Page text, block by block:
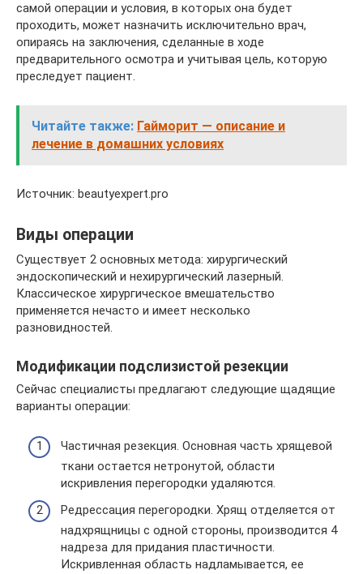
самой операции и условия, в которых она будет
проходить, может назначить исключительно врач,
опираясь на заключения, сделанные в ходе
предварительного осмотра и учитывая цель, которую
преследует пациент.
Читайте также: Гайморит — описание и
лечение в домашних условиях
Источник: beautyexpert.pro
Виды операции
Существует 2 основных метода: хирургический
эндоскопический и нехирургический лазерный.
Классическое хирургическое вмешательство
применяется нечасто и имеет несколько
разновидностей.
Модификации подслизистой резекции
Сейчас специалисты предлагают следующие щадящие
варианты операции:
Частичная резекция. Основная часть хрящевой
ткани остается нетронутой, области
искривления перегородки удаляются.
Редрессация перегородки. Хрящ отделяется от
надхрящницы с одной стороны, производится 4
надреза для придания пластичности.
Искривленная область надламывается, ее